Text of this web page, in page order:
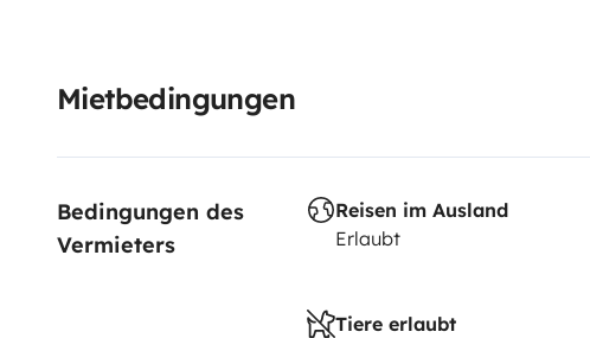
Mietbedingungen
Bedingungen des
Vermieters
Reisen im Ausland
Erlaubt
Tiere erlaubt